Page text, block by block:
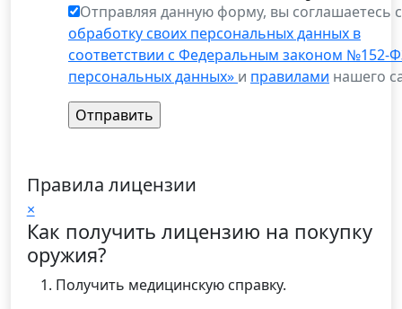
Отправляя данную форму, вы соглашаетесь
обработку своих персональных данных в
соответствии с Федеральным законом №152-
персональных данных» и правилами нашего
Правила лицензии
×
Как получить лицензию на покупку
оружия?
Получить медицинскую справку.